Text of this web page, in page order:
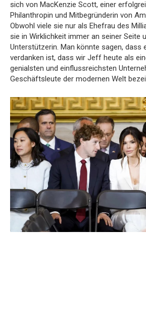
sich von MacKenzie Scott, einer
Philanthropin und Mitbegründerin von
Obwohl viele sie nur als Ehefrau des
sie in Wirklichkeit immer an seiner Seite
Unterstützerin. Man könnte sagen, dass
verdanken ist, dass wir Jeff heute als
genialsten und einflussreichsten
Geschäftsleute der modernen Welt